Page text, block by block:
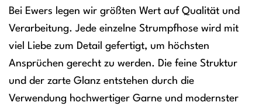
Bei Ewers legen wir größten Wert auf Qualität und
Verarbeitung. Jede einzelne Strumpfhose wird mit
viel Liebe zum Detail gefertigt, um höchsten
Ansprüchen gerecht zu werden. Die feine Struktur
und der zarte Glanz entstehen durch die
Verwendung hochwertiger Garne und modernster